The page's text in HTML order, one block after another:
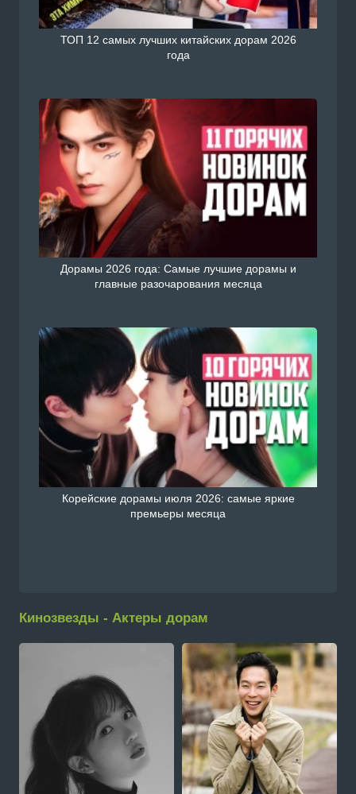
ТОП 12 самых лучших китайских дорам 2026
года
Дорамы 2026 года: Самые лучшие дорамы и
главные разочарования месяца
Корейские дорамы июля 2026: самые яркие
премьеры месяца
Кинозвезды - Актеры дорам